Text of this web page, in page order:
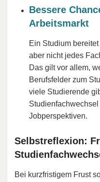
Bessere
Arbeitsmarkt
Ein Studium
aber nicht jedes
Das gilt vor allem,
Berufsfelder zum
viele Studierende
Jobperspektiven.
Selbstreflexion:
Bei kurzfristigem Frust